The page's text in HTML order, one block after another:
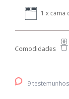
1 x cama
Comodidades
9 testemunhos